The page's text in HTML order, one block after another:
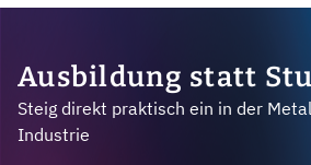
Ausbildung statt
Steig direkt praktisch ein in der
Industrie